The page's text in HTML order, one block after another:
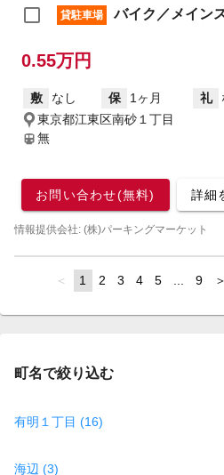
貸駐車場 バイク／メイン
0.55万円
敷 なし 保 1ヶ月 礼
東京都江東区南砂１丁目
無
お問い合わせ(無料) 詳細
情報提供会社: (株)パーキングマーケット
page
You're
page
1 page
2 page
3 page
4 page
5 pagepage
9
町名で絞り込む
有明１丁目 (16)
海辺 (3)